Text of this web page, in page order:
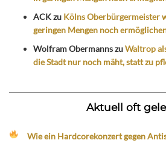
ACKzu Kölns Oberbürgermeister
geringen Mengen noch
Wolfram ObermannszuWaltrop
die Stadt nur noch mäht, statt zu
Aktuell oft
Wie ein Hardcorekonzert gegen